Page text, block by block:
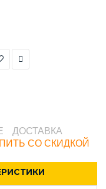
ДОСТАВКА
СО СКИДКОЙ